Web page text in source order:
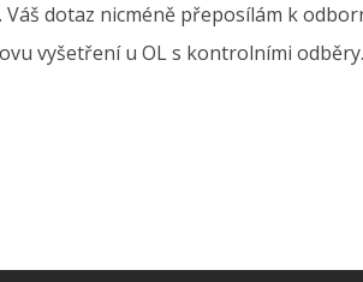
dotaz nicméně přeposílám k
vyšetření u OL s kontrolními